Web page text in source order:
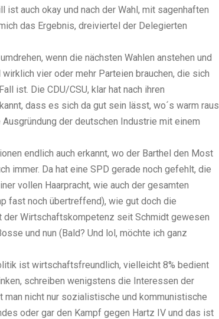
auch okay und nach der Wahl, mit sagenhaften
das Ergebnis, dreiviertel der Delegierten
wenn die nächsten Wahlen anstehen und
vier oder mehr Parteien brauchen, die sich
ist. Die CDU/CSU, klar hat nach ihren
dass es sich da gut sein lässt, wo´s warm raus
der deutschen Industrie mit einem
endlich auch erkannt, wo der Barthel den Most
immer. Da hat eine SPD gerade noch gefehlt, die
vollen Haarpracht, wie auch der gesamten
fast noch übertreffend), wie gut doch die
der Wirtschaftskompetenz seit Schmidt gewesen
und nun (Bald? Und lol, möchte ich ganz
ist wirtschaftsfreundlich, vielleicht 8% bedient
schreiben wenigstens die Interessen der
man nicht nur sozialistische und kommunistische
oder gar den Kampf gegen Hartz IV und das ist